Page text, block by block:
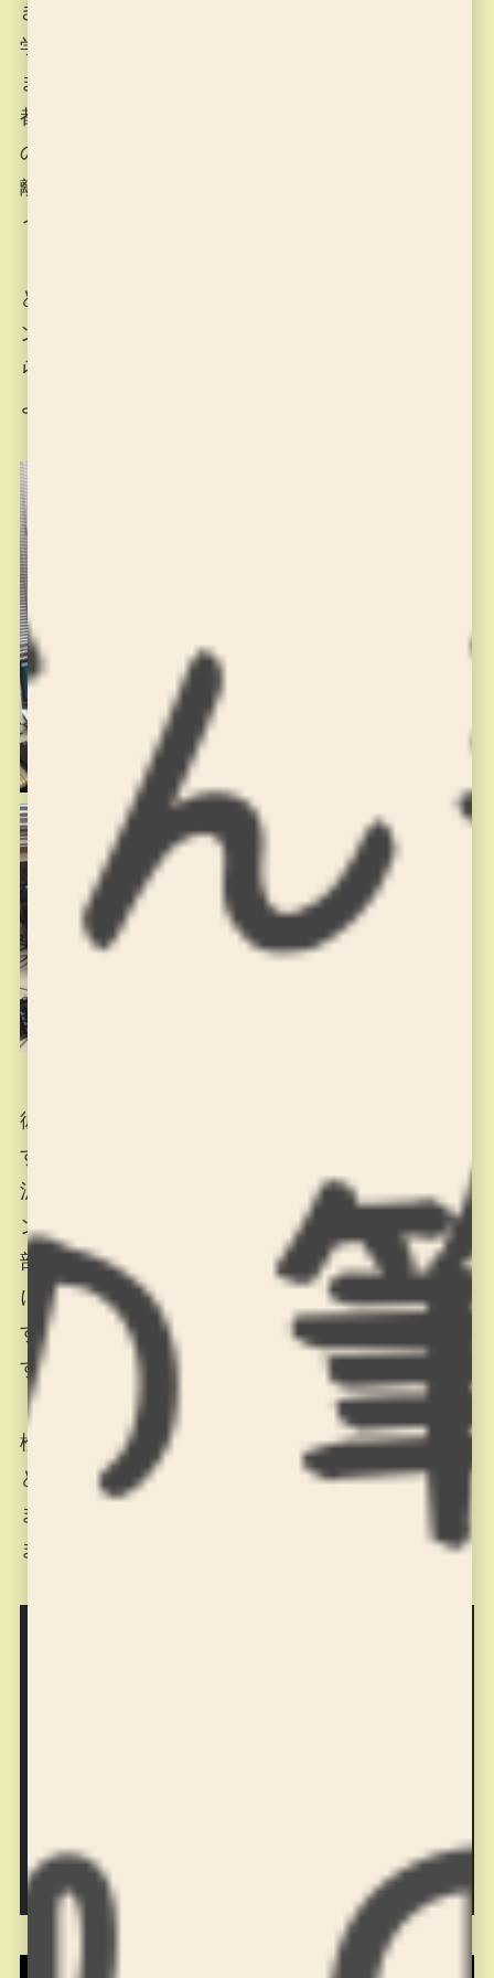
きは「ロボットサッカー大会への出場を目標」に
学んできましたが、今の彼なら出場できると思い
ます。ただ、ロボットサッカーの大会は主催側の
都合で近年では予選会が品川、決勝大会が石川県
の加賀市で開かれることが多くなってしまい、距
離があるため、彼には別の大会で頑張ってもらお
うと思います。
とにかく、超人合格おめでとう！！！プログラミ
ング道場の教材会社の全教研の人にも児玉先生か
ら教えてあげたら、すごい！と褒めていました
よ。
彼は２月からは、SubProgramというものを学びま
す。これは、彼が作るように高度なプログラムを
沢山の行数満載した時のためにあるもので「ライ
ンに沿って走る部分」「赤外線ボールを見つける
部分」「壁に当たらないようにする部分」のよう
に、全体のプログラムを部分分けして、見やすく
する（専門用語では可読性を良くするといいま
す。）ための学習を２月は進めていきましょう！
検定課題をクリアできたので、その時の彼の説明
と、プレゼンテーション内容の動画を載せておき
ます。カメラの都合で音声が小さく録音されてし
まいすみません。